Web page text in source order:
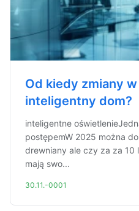
Od kiedy zmiany
inteligentny dom?
inteligentne
postępemW 2025 można
drewniany ale czy za za 10
mają swo...
30.11.-0001